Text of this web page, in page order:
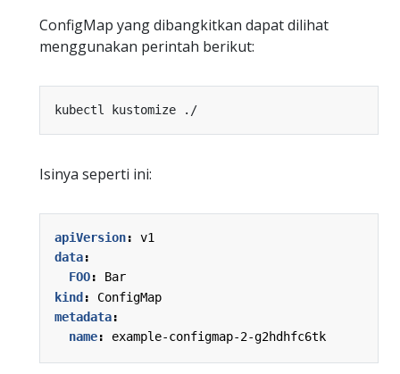
ConfigMap yang dibangkitkan dapat dilihat
menggunakan perintah berikut:
Isinya seperti ini:
apiVersion:
v1
data:
FOO:
Bar
kind :
ConfigMap
metadata:
name: example-configmap-2-g2hdhfc6tk